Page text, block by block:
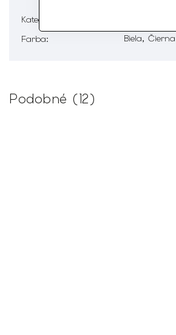
Kategória
Farba: Biela, Čierna
Podobné (12)